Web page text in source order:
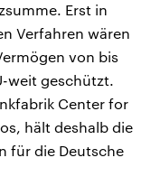
Erst in
Verfahren wären
von bis
weit geschützt.
Center for
hält deshalb die
für die Deutsche